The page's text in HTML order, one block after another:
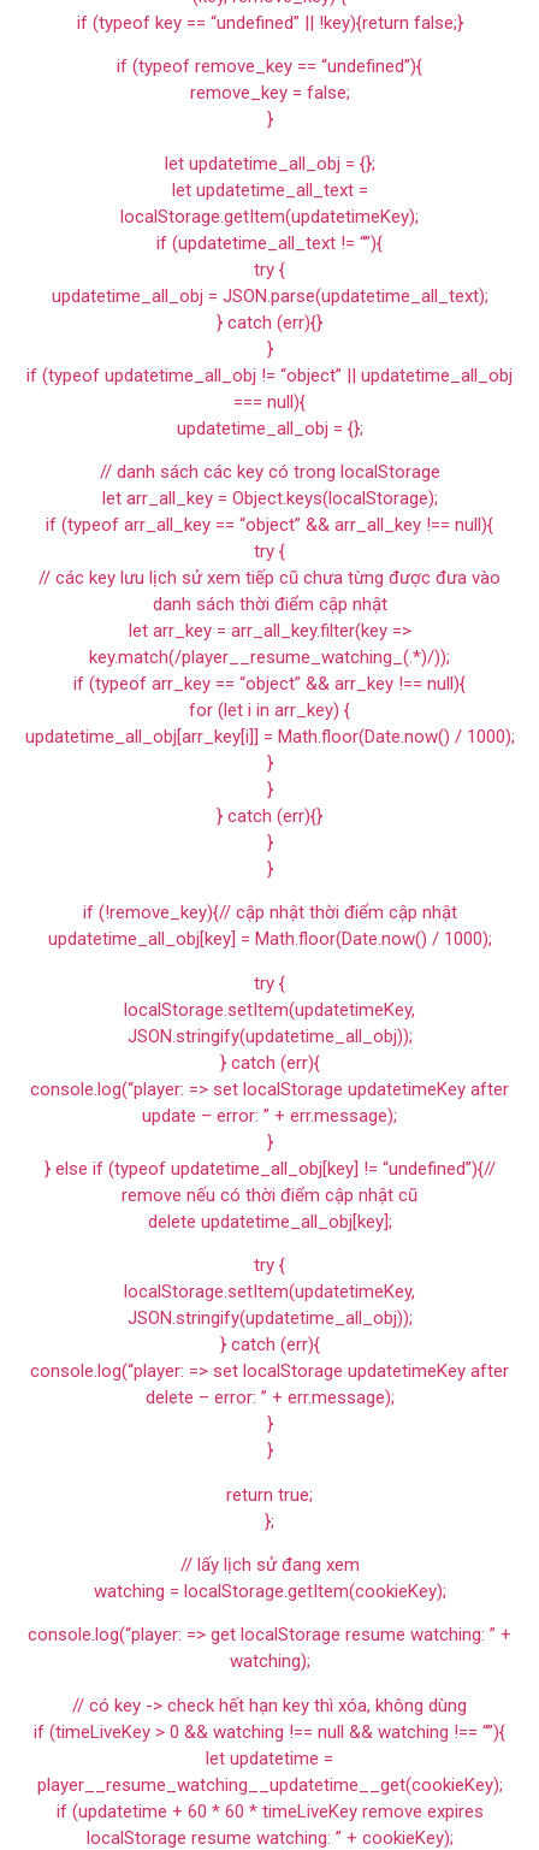
if (typeof key == “undefined” || !key){return false;}
if (typeof remove_key == “undefined”){
remove_key = false;
}
let updatetime_all_obj = {};
let updatetime_all_text =
localStorage.getItem(updatetimeKey);
if (updatetime_all_text != “”){
try {
updatetime_all_obj = JSON.parse(updatetime_all_text);
} catch (err){}
}
if (typeof updatetime_all_obj != “object” || updatetime_all_obj
=== null){
updatetime_all_obj = {};
// danh sách các key có trong localStorage
let arr_all_key = Object.keys(localStorage);
if (typeof arr_all_key == “object” && arr_all_key !== null){
try {
// các key lưu lịch sử xem tiếp cũ chưa từng được đưa vào
danh sách thời điểm cập nhật
let arr_key = arr_all_key.filter(key =>
key.match(/player__resume_watching_(.*)/));
if (typeof arr_key == “object” && arr_key !== null){
for (let i in arr_key) {
updatetime_all_obj[arr_key[i]] = Math.floor(Date.now() / 1000);
}
}
} catch (err){}
}
}
if (!remove_key){// cập nhật thời điểm cập nhật
updatetime_all_obj[key] = Math.floor(Date.now() / 1000);
try {
localStorage.setItem(updatetimeKey,
JSON.stringify(updatetime_all_obj));
} catch (err){
console.log(“player: => set localStorage updatetimeKey after
update – error: ” + err.message);
}
} else if (typeof updatetime_all_obj[key] != “undefined”){//
remove nếu có thời điểm cập nhật cũ
delete updatetime_all_obj[key];
try {
localStorage.setItem(updatetimeKey,
JSON.stringify(updatetime_all_obj));
} catch (err){
console.log(“player: => set localStorage updatetimeKey after
delete – error: ” + err.message);
}
}
return true;
};
// lấy lịch sử đang xem
watching = localStorage.getItem(cookieKey);
console.log(“player: => get localStorage resume watching: ” +
watching);
// có key -> check hết hạn key thì xóa, không dùng
if (timeLiveKey > 0 && watching !== null && watching !== “”){
let updatetime =
player__resume_watching__updatetime__get(cookieKey);
if (updatetime + 60 * 60 * timeLiveKey remove expires
localStorage resume watching: ” + cookieKey);